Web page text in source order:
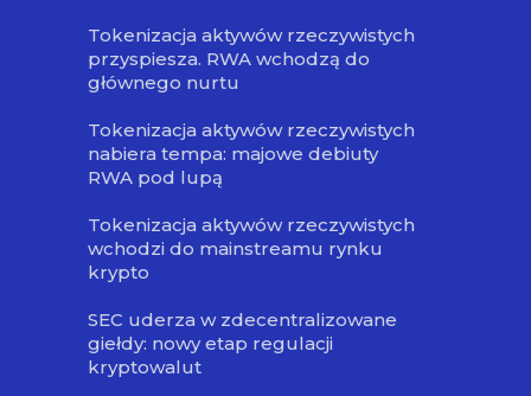
Tokenizacja aktywów rzeczywistych
przyspiesza. RWA wchodzą do
głównego nurtu
Tokenizacja aktywów rzeczywistych
nabiera tempa: majowe debiuty
RWA pod lupą
Tokenizacja aktywów rzeczywistych
wchodzi do mainstreamu rynku
krypto
SEC uderza w zdecentralizowane
giełdy: nowy etap regulacji
kryptowalut